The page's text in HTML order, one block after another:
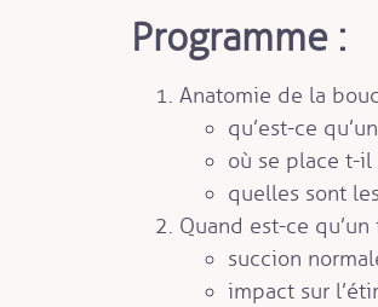
Programme :
Anatomie de la
qu’est-ce
où se place t-il
quelles sont
Quand est-ce
succion
impact sur